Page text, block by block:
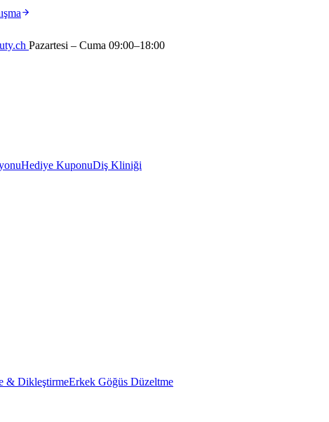
Pazartesi – Cuma 09:00–18:00
Hediye KuponuDiş Kliniği
& DikleştirmeErkek Göğüs Düzeltme